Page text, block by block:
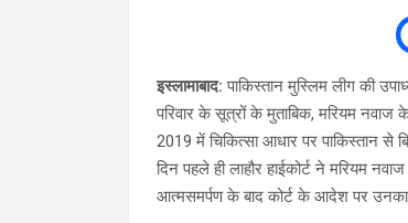
इस्लामाबाद: पाकिस्तान मुस्लिम लीग की
परिवार के सूत्रों के मुताबिक, मरियम
2019 में चिकित्सा आधार पर पाकिस्तान से
दिन पहले ही लाहौर हाईकोर्ट ने मरियम
आत्मसमर्पण के बाद कोर्ट के आदेश पर उनका